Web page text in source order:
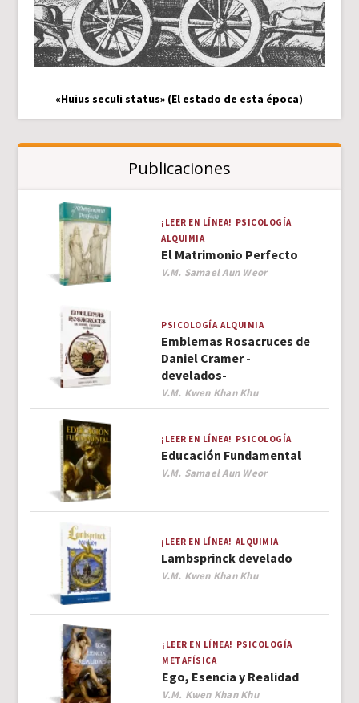
«Huius seculi status» (El estado de esta época)
Publicaciones
¡LEER EN LÍNEA! PSICOLOGÍA
ALQUIMIA
El Matrimonio Perfecto
Author
V.M. Samael Aun Weor
PSICOLOGÍA ALQUIMIA
Emblemas Rosacruces de
Daniel Cramer -
develados-
Author
V.M. Kwen Khan Khu
¡LEER EN LÍNEA! PSICOLOGÍA
Educación Fundamental
Author
V.M. Samael Aun Weor
¡LEER EN LÍNEA! ALQUIMIA
Lambsprinck develado
Author
V.M. Kwen Khan Khu
¡LEER EN LÍNEA! PSICOLOGÍA
METAFÍSICA
Ego, Esencia y Realidad
Author
V.M. Kwen Khan Khu